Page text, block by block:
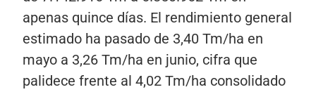
apenas quince días. El rendimiento general
estimado ha pasado de 3,40 Tm/ha en
mayo a 3,26 Tm/ha en junio, cifra que
palidece frente al 4,02 Tm/ha consolidado